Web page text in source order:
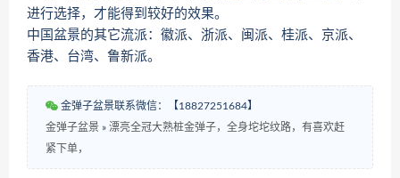
进行选择，才能得到较好的效果。
中国盆景的其它流派：徽派、浙派、闽派、桂派、京派、
香港、台湾、鲁新派。
金弹子盆景联系微信：【18827251684】
金弹子盆景 » 漂亮全冠大熟桩金弹子，全身坨坨纹路，有喜欢赶
紧下单，